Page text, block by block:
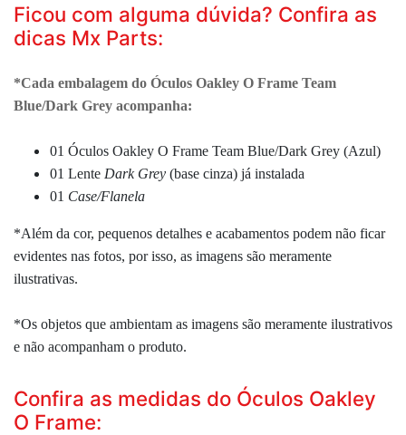
Ficou com alguma dúvida? Confira as
dicas Mx Parts:
*Cada embalagem do Óculos Oakley O Frame Team
Blue/Dark Grey acompanha:
01 Óculos Oakley O Frame Team Blue/Dark Grey (Azul)
01 Lente Dark Grey (base cinza) já instalada
01 Case/Flanela
*Além da cor, pequenos detalhes e acabamentos podem não ficar
evidentes nas fotos, por isso, as imagens são meramente
ilustrativas.
*Os objetos que ambientam as imagens são meramente ilustrativos
e não acompanham o produto.
Confira as medidas do Óculos Oakley
O Frame: